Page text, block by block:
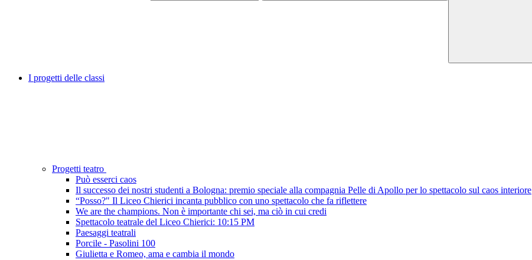
I progetti delle classi
Progetti teatro
Può esserci caos
Il successo dei nostri studenti a Bologna: premio speciale alla compagnia Pelle di Apollo per lo spettacolo sul caos interiore
“Posso?" Il Liceo Chierici incanta pubblico con uno spettacolo che fa riflettere
We are the champions. Non è importante chi sei, ma ciò in cui credi
Spettacolo teatrale del Liceo Chierici: 10:15 PM
Paesaggi teatrali
Porcile - Pasolini 100
Giulietta e Romeo, ama e cambia il mondo